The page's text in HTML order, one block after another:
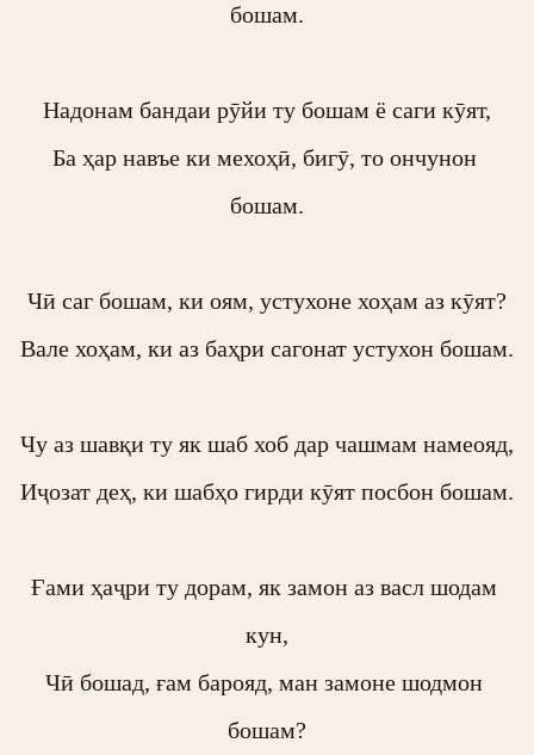
бошам.
Надонам бандаи рӯйи ту бошам ё саги кӯят,
Ба ҳар навъе ки мехоҳӣ, бигӯ, то ончунон
бошам.
Чӣ саг бошам, ки оям, устухоне хоҳам аз кӯят?
Вале хоҳам, ки аз баҳри сагонат устухон бошам.
Чу аз шавқи ту як шаб хоб дар чашмам намеояд,
Иҷозат деҳ, ки шабҳо гирди кӯят посбон бошам.
Ғами ҳаҷри ту дорам, як замон аз васл шодам
кун,
Чӣ бошад, ғам барояд, ман замоне шодмон
бошам?